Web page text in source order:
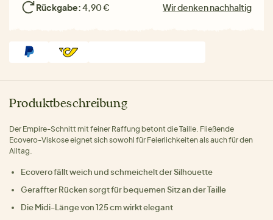
Rückgabe:4,90 € Wir denken nachhaltig
Produktbeschreibung
Der Empire-Schnitt mit feiner Raffung betont die Taille. Fließende
Ecovero-Viskose eignet sich sowohl für Feierlichkeiten als auch für den
Alltag.
Ecovero fällt weich und schmeichelt der Silhouette
Geraffter Rücken sorgt für bequemen Sitz an der Taille
Die Midi-Länge von 125 cm wirkt elegant